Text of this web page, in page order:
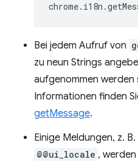
chrome. i18n .
Bei jedem Aufruf von
zu neun Strings
aufgenommen werden
Informationen finden
getMessage.
Einige Meldungen, z. B.
@@ui_locale ,